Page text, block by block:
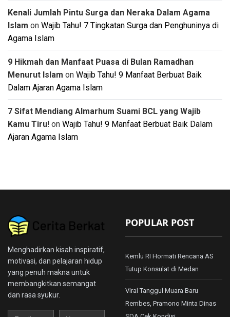
Kenali Jumlah Pintu Surga dan Neraka Dalam Agama
Islam on Wajib Tahu! 7 Tingkatan Surga dan Penghuninya di
Agama Islam
9 Hikmah dan Manfaat Puasa di Bulan Ramadhan
Menurut Islam on Wajib Tahu! 9 Manfaat Berbuat Baik
Dalam Ajaran Agama Islam
7 Sifat Mendiang Almarhum Suami BCL yang Wajib
Kamu Tiru! on Wajib Tahu! 9 Manfaat Berbuat Baik Dalam
Ajaran Agama Islam
Menghadirkan kisah inspiratif,
motivasi, dan pelajaran hidup
yang penuh makna untuk
membangkitkan semangat
dan rasa syukur.
POPULAR POST
Kemlu RI Hormati Rencana AS
Tutup Konsulat di Medan
Viral Tanggul Muara Baru
Rembes, Pramono Minta Dinas